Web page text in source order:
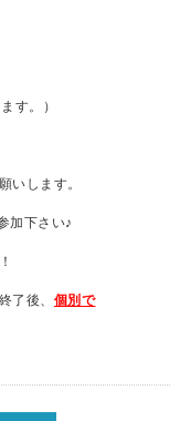
す。）
いします。
加下さい♪
了後、 個別で